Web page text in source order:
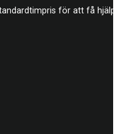
för att få